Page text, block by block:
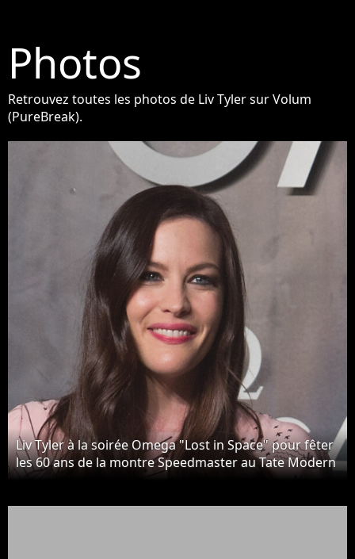
Photos
Retrouvez toutes les photos de Liv Tyler sur Volum
(PureBreak).
Liv Tyler à la soirée Omega "Lost in Space" pour fêter
les 60 ans de la montre Speedmaster au Tate Modern
à Londres, le 26 avril 2017.